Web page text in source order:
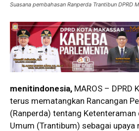
Suasana pembahasan Ranperda Trantibun DPRD
menitindonesia, MAROS – DPRD
terus mematangkan Rancangan
(Ranperda) tentang Ketenteraman
Umum (Trantibum) sebagai upaya